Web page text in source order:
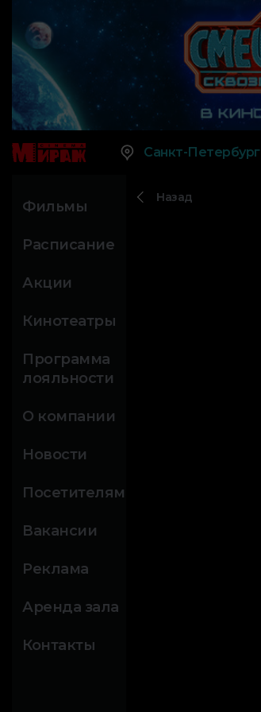
Санкт-Петербург
Фильмы
Расписание
Акции
Кинотеатры
Программа
лояльности
О компании
Новости
Посетителям
Вакансии
Реклама
Аренда зала
Контакты
Назад